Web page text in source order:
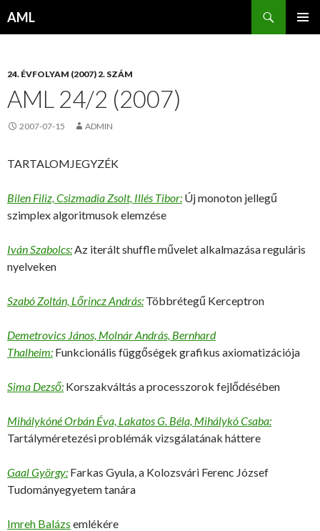
AML
24. ÉVFOLYAM (2007) 2. SZÁM
AML 24/2 (2007)
2007-07-15 ADMIN
TARTALOMJEGYZÉK
Bilen Filiz, Csizmadia Zsolt, Illés Tibor: Új monoton jellegű
szimplex algoritmusok elemzése
Iván Szabolcs:Az iterált shuffle művelet alkalmazása reguláris
nyelveken
Szabó Zoltán, Lőrincz András: Többrétegű Kerceptron
Demetrovics János, Molnár András, Bernhard
Thalheim: Funkcionális függőségek grafikus axiomatizációja
Sima Dezső: Korszakváltás a processzorok fejlődésében
Mihálykóné Orbán Éva, Lakatos G. Béla, Mihálykó Csaba:
Tartályméretezési problémák vizsgálatának háttere
Gaal György: Farkas Gyula, a Kolozsvári Ferenc József
Tudományegyetem tanára
Imreh Balázs emlékére